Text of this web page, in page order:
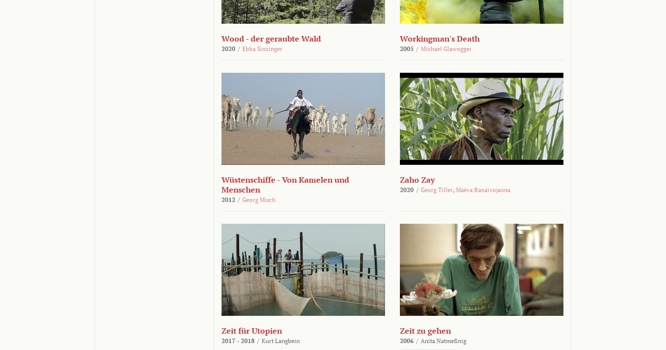
Wood - der geraubte Wald
2020 / Ebba Sinzinger
Workingman's Death
2005 / Michael Glawogger
Wüstenschiffe - Von Kamelen und
Menschen
2012 / Georg Misch
Zaho Zay
2020 / Georg Tiller, Maéva Ranaïvojaona
Zeit für Utopien
2017 - 2018 / Kurt Langbein
Zeit zu gehen
2006 / Anita Natmeßnig